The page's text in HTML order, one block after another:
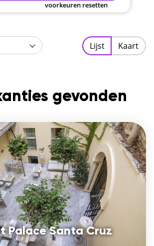
voorkeuren resetten
gevonden
Palace Santa Cruz
Lijst Kaart